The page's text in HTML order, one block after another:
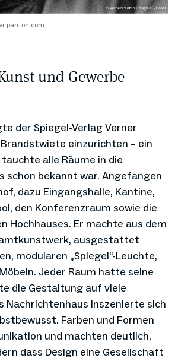
panton.com
und Gewerbe
der Spiegel-Verlag Verner
einzurichten – ein
alle Räume in die
schon bekannt war. Angefangen
dazu Eingangshalle, Kantine,
den Konferenzraum sowie die
Hochhauses. Er machte aus dem
ausgestattet
modularen „Spiegel“-Leuchte,
Jeder Raum hatte seine
die Gestaltung auf viele
Nachrichtenhaus inszenierte sich
Farben und Formen
und machten deutlich,
dass Design eine Gesellschaft